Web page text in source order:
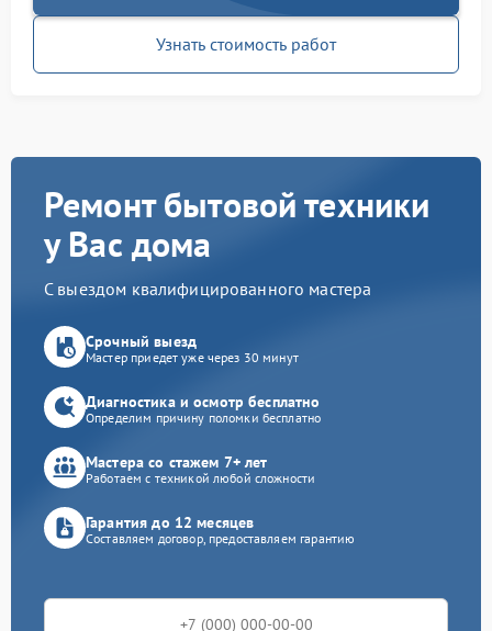
Узнать стоимость работ
Ремонт бытовой техники
у Вас дома
С выездом квалифицированного мастера
Срочный выезд
Мастер приедет уже через 30 минут
Диагностика и осмотр бесплатно
Определим причину поломки бесплатно
Мастера со стажем 7+ лет
Работаем с техникой любой сложности
Гарантия до 12 месяцев
Составляем договор, предоставляем гарантию